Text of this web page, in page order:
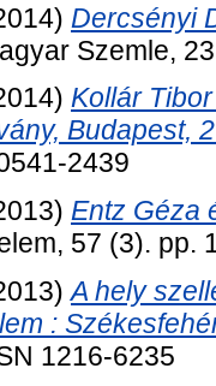
Dercsényi
Szemle,
Kollár
Budapest,
2439
Entz Géza
57 (3). pp.
A hely
:
1216-6235